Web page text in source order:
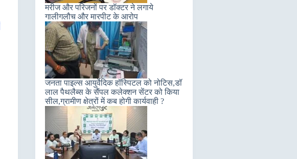
मरीज और परिजनों पर डॉक्टर ने लगाये
गालीगलौच और मारपीट के आरोप
जनता पाइल्स आयुर्वेदिक हॉस्पिटल को नोटिस,डॉ
लाल पैथलैब्स के सैंपल कलेक्शन सेंटर को किया
सील,ग्रामीण क्षेत्रों में कब होगी कार्यवाही ?